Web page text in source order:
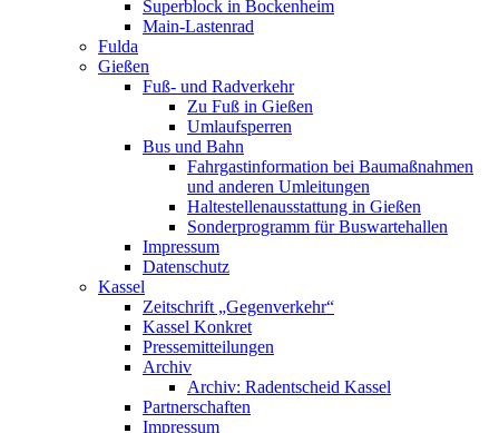
Superblock in Bockenheim
Main-Lastenrad
Fulda
Gießen
Fuß- und Radverkehr
Zu Fuß in Gießen
Umlaufsperren
Bus und Bahn
Fahrgastinformation bei Baumaßnahmen
und anderen Umleitungen
Haltestellenausstattung in Gießen
Sonderprogramm für Buswartehallen
Impressum
Datenschutz
Kassel
Zeitschrift „Gegenverkehr“
Kassel Konkret
Pressemitteilungen
Archiv
Archiv: Radentscheid Kassel
Partnerschaften
Impressum